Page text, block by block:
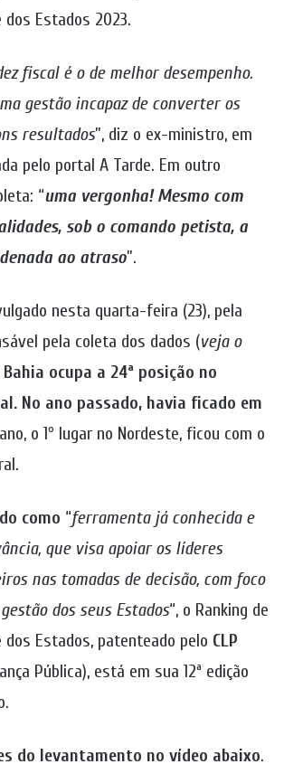
Estados 2023.
fiscal é o de melhor desempenho.
gestão incapaz de converter os
resultados”, diz o ex-ministro, em
pelo portal A Tarde. Em outro
“uma vergonha! Mesmo com
sob o comando petista, a
ao atraso”.
nesta quarta-feira (23), pela
pela coleta dos dados (veja o
Bahia ocupa a 24ª posição no
No ano passado, havia ficado em
o 1º lugar no Nordeste, ficou com o
como “ferramenta já conhecida e
que visa apoiar os líderes
nas tomadas de decisão, com foco
dos seus Estados“, o Ranking de
dos Estados, patenteado pelo CLP
Pública), está em sua 12ª edição
do levantamento no vídeo abaixo.